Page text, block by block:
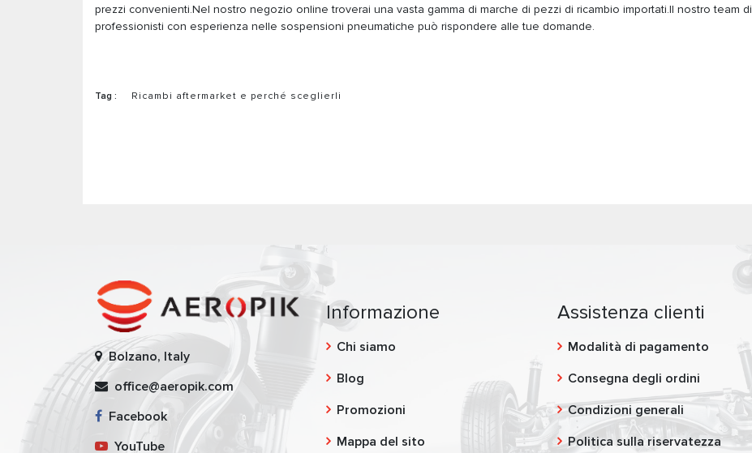
prezzi convenienti.Nel nostro negozio online troverai una vasta gamma di marche di pezzi di ricambio importati.Il nostro team di
professionisti con esperienza nelle sospensioni pneumatiche può rispondere alle tue domande.
Tag : Ricambi aftermarket e perché sceglierli
Bolzano, Italy
office@aeropik.com
Facebook
YouTube
Informazione
Chi siamo
Blog
Promozioni
Mappa del sito
Assistenza clienti
Modalità di pagamento
Consegna degli ordini
Condizioni generali
Politica sulla riservatezza